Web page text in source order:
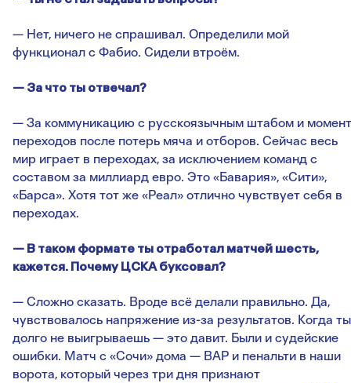
— Нет, ничего не спрашивал. Определили мой
функционал с Фабио. Сидели втроём.
— За что ты отвечал?
— За коммуникацию с русскоязычным штабом и
переходов после потерь мяча и отборов. Сейчас весь
мир играет в переходах, за исключением команд с
составом за миллиард евро. Это «Бавария», «Сити»,
«Барса». Хотя тот же «Реал» отлично чувствует себя в
переходах.
— В таком формате ты отработал матчей шесть,
кажется. Почему ЦСКА буксовал?
— Сложно сказать. Вроде всё делали правильно. Да,
чувствовалось напряжение из-за результатов. Когда ты
долго не выигрываешь — это давит. Были и судейские
ошибки. Матч с «Сочи» дома — ВАР и пенальти в наши
ворота, который через три дня признают